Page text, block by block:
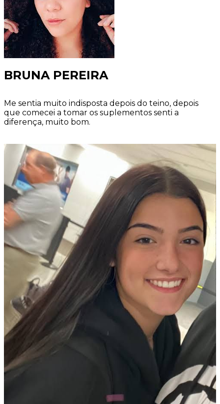
BRUNA PEREIRA
Me sentia muito indisposta depois do teino, depois
que comecei a tomar os suplementos senti a
diferença, muito bom.